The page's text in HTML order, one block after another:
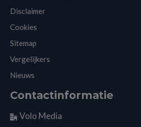
Disclaimer
Cookies
Sitemap
Vergelijkers
Nieuws
Contactinformatie
Volo Media